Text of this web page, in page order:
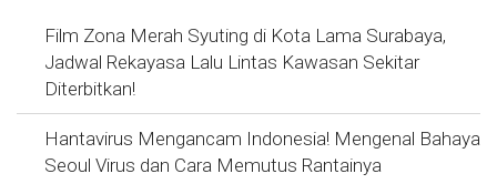
Film Zona Merah Syuting di Kota Lama Surabaya,
Jadwal Rekayasa Lalu Lintas Kawasan Sekitar
Diterbitkan!
Hantavirus Mengancam Indonesia! Mengenal Bahaya
Seoul Virus dan Cara Memutus Rantainya